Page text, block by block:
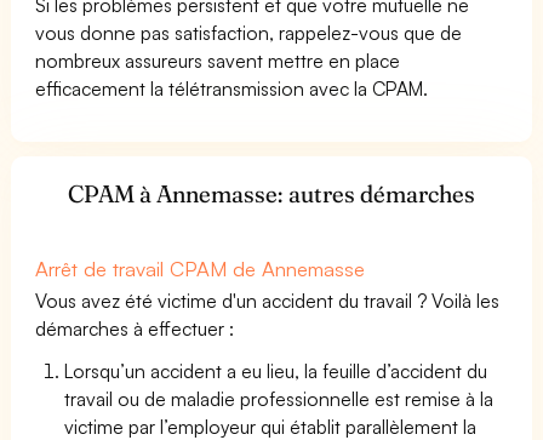
vous donne pas satisfaction, rappelez-vous que de
nombreux assureurs savent mettre en place
efficacement la télétransmission avec la CPAM.
CPAM à Annemasse: autres démarches
Arrêt de travail CPAM de Annemasse
Vous avez été victime d'un accident du travail ? Voilà les
démarches à effectuer :
Lorsqu’un accident a eu lieu, la feuille d’accident du
travail ou de maladie professionnelle est remise à la
victime par l’employeur qui établit parallèlement la